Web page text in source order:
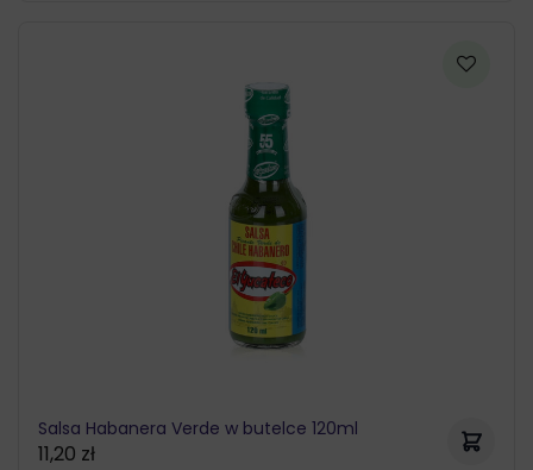
Salsa Habanera Verde w butelce 120ml
11,20 zł